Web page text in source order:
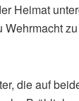
Heimat
die auf